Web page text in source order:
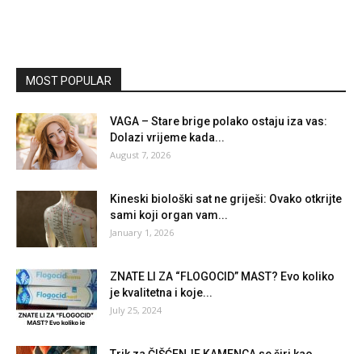
MOST POPULAR
VAGA – Stare brige polako ostaju iza vas:
Dolazi vrijeme kada...
August 7, 2026
Kineski biološki sat ne griješi: Ovako otkrijte
sami koji organ vam...
January 1, 2026
ZNATE LI ZA “FLOGOCID” MAST? Evo koliko
je kvalitetna i koje...
July 25, 2024